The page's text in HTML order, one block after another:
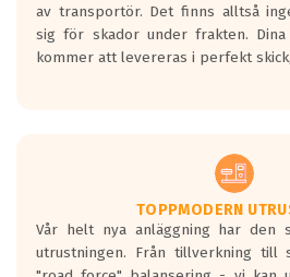
10.0x22
CARMANI 17 Fritz
4063 kr
10.0x22
av transportör. Det finns alltså
sig för skador under frakten.
kommer att levereras i perfekt
TOPPMODERN
Vår helt nya anläggning har den
utrustningen. Från tillverkning till